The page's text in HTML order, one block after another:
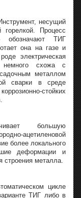
несущий
Процесс
обозначают ТИГ
она на газе и
электрическая
немного схожа с
металлом
сварки в среде
стойких
большую
ацетиленовой
более локального
деформации и
строения металла.
цикле
ТИГ либо в